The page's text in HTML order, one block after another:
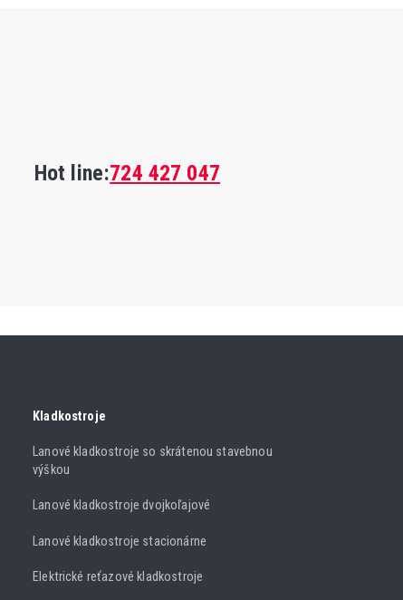
Hot line:724 427 047
Kladkostroje
Lanové kladkostroje so skrátenou stavebnou
výškou
Lanové kladkostroje dvojkoľajové
Lanové kladkostroje stacionárne
Elektrické reťazové kladkostroje